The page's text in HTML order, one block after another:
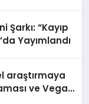
Şarkı: “Kayıp
Yayımlandı
araştırmaya
ve Vegan